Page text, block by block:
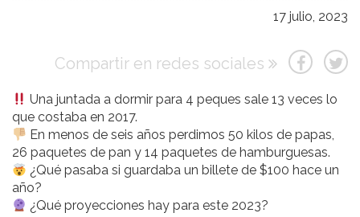
17 julio, 2023
Compartir en redes sociales
Una juntada a dormir para 4 peques sale 13 veces lo
que costaba en 2017.
En menos de seis años perdimos 50 kilos de papas,
26 paquetes de pan y 14 paquetes de hamburguesas.
¿Qué pasaba si guardaba un billete de $100 hace un
año?
¿Qué proyecciones hay para este 2023?